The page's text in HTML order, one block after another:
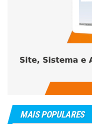
MAIS POPULARES